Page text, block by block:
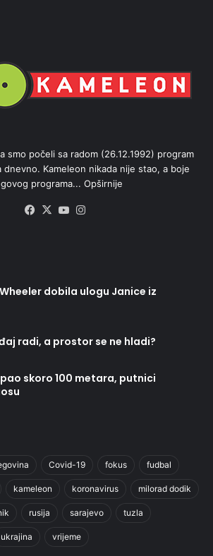
smo počeli sa radom (26.12.1992) program
Kameleon nikada nije stao, a boje
programa... Opširnije
Facebook
X YouTube
dobila ulogu Janice iz
radi, a prostor se ne hladi?
skoro 100 metara, putnici
Covid-19 fokus fudbal
kameleon koronavirus milorad dodik
rusija sarajevo tuzla
ukrajina vrijeme